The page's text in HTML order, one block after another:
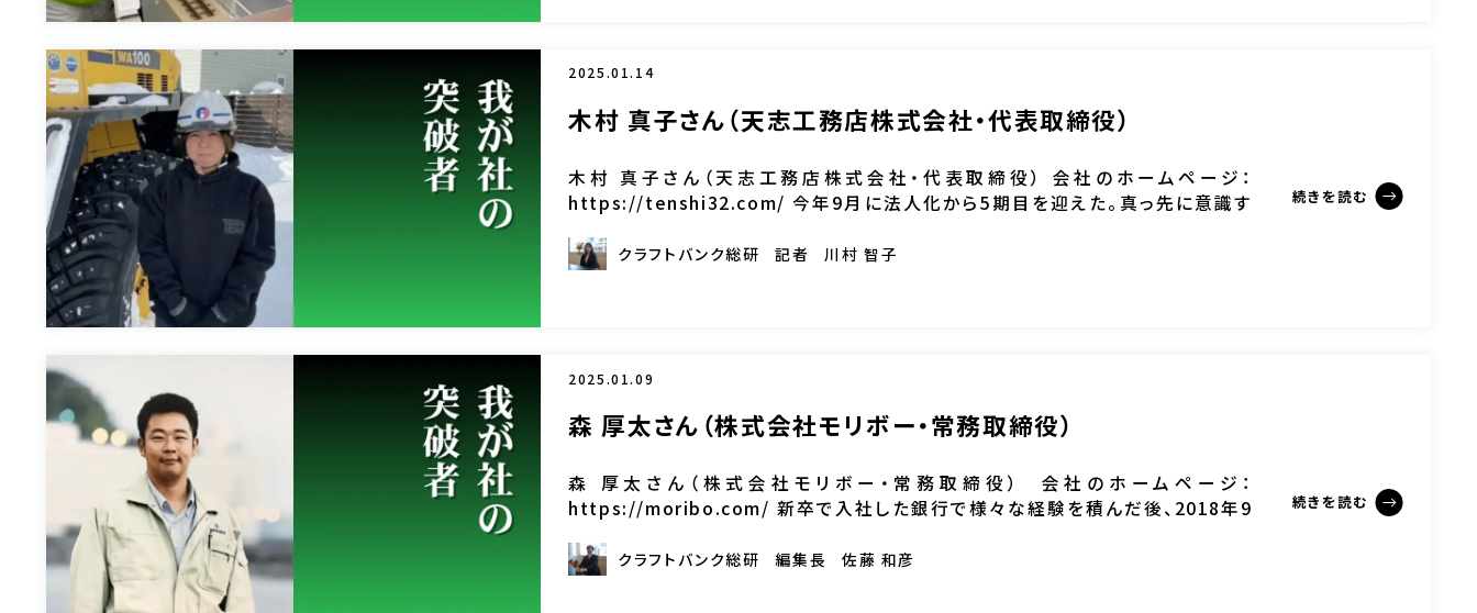
2025.01.14
木村 真子さん（天志工務店株式会社・代表取締役）
木村 真子さん（天志工務店株式会社・代表取締役） 会社のホームページ：
https://tenshi32.com/ 今年9月に法人化から5期目を迎えた。真っ先に意識す
クラフトバンク総研 記者 川村 智子
続きを読む
2025.01.09
森 厚太さん（株式会社モリボー・常務取締役）
森 厚太さん（株式会社モリボー・常務取締役） 会社のホームページ：
https://moribo.com/ 新卒で入社した銀行で様々な経験を積んだ後、2018年9
クラフトバンク総研 編集長 佐藤 和彦
続きを読む